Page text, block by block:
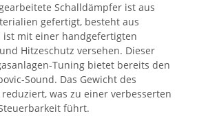
Schalldämpfer ist aus
gefertigt, besteht aus
ist mit einer handgefertigten
Hitzeschutz versehen. Dieser
Tuning bietet bereits den
Sound. Das Gewicht des
was zu einer verbesserten
führt.